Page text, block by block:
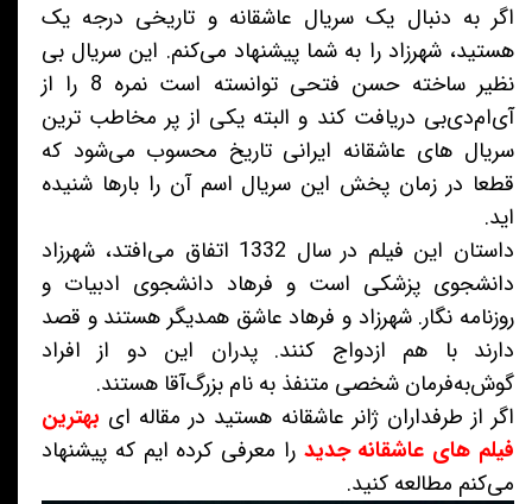
اگر به دنبال یک سریال عاشقانه و تاریخی درجه یک
هستید، شهرزاد را به شما پیشنهاد می‌کنم. این سریال بی
نظیر ساخته حسن فتحی توانسته است نمره 8 را از
آی‌ام‌دی‌بی دریافت کند و البته یکی از پر مخاطب ترین
سریال های عاشقانه ایرانی تاریخ محسوب می‌شود که
قطعا در زمان پخش این سریال اسم آن را بارها شنیده
اید.
داستان این فیلم در سال 1332 اتفاق می‌افتد، شهرزاد
دانشجوی پزشکی است و فرهاد دانشجوی ادبیات و
روزنامه نگار. شهرزاد و فرهاد عاشق همدیگر هستند و قصد
دارند با هم ازدواج کنند. پدران این دو از افراد
گوش‌به‌فرمان شخصی متنفذ به نام بزرگ‌آقا هستند.
اگر از طرفداران ژانر عاشقانه هستید در مقاله ای بهترین
فیلم های عاشقانه جدید را معرفی کرده ایم که پیشنهاد
می‌کنم مطالعه کنید.